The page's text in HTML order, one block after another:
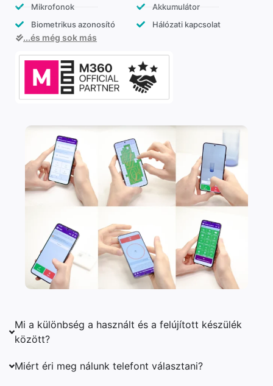
Mikrofonok
Biometrikus azonosító
Akkumulátor
Hálózati kapcsolat
...és még sok más
Mi a különbség a használt és a felújított készülék
között?
Miért éri meg nálunk telefont választani?